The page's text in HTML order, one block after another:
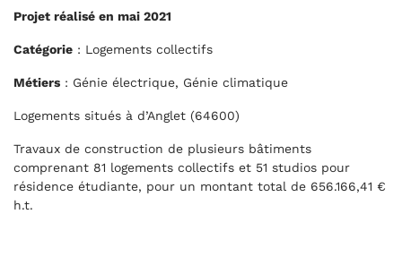
Projet réalisé en mai 2021
Catégorie : Logements collectifs
Métiers : Génie électrique, Génie climatique
Logements situés à d’Anglet (64600)
Travaux de construction de plusieurs bâtiments
comprenant 81 logements collectifs et 51 studios pour
résidence étudiante, pour un montant total de 656.166,41 €
h.t.